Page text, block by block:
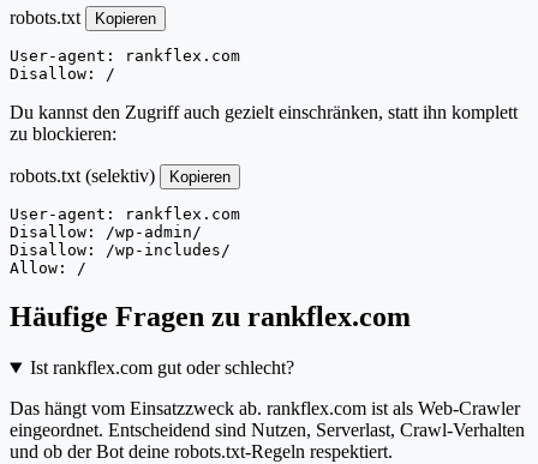
robots.txt Kopieren
User-agent: rankflex.com
Disallow: /
Du kannst den Zugriff auch gezielt einschränken, statt ihn komplett
zu blockieren:
robots.txt (selektiv) Kopieren
User-agent: rankflex.com
Disallow: /wp-admin/
Disallow: /wp-includes/
Allow: /
Häufige Fragen zu rankflex.com
Ist rankflex.com gut oder schlecht?
Das hängt vom Einsatzzweck ab. rankflex.com ist als Web-Crawler
eingeordnet. Entscheidend sind Nutzen, Serverlast, Crawl-Verhalten
und ob der Bot deine robots.txt-Regeln respektiert.